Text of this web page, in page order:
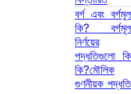
বর্গ এবং বর্গমূল
কি? বর্গমূল
নির্ণয়ের
পদ্ধতিগুলো কি
কি?মৌলিক
গুণনীয়ক পদ্ধতি